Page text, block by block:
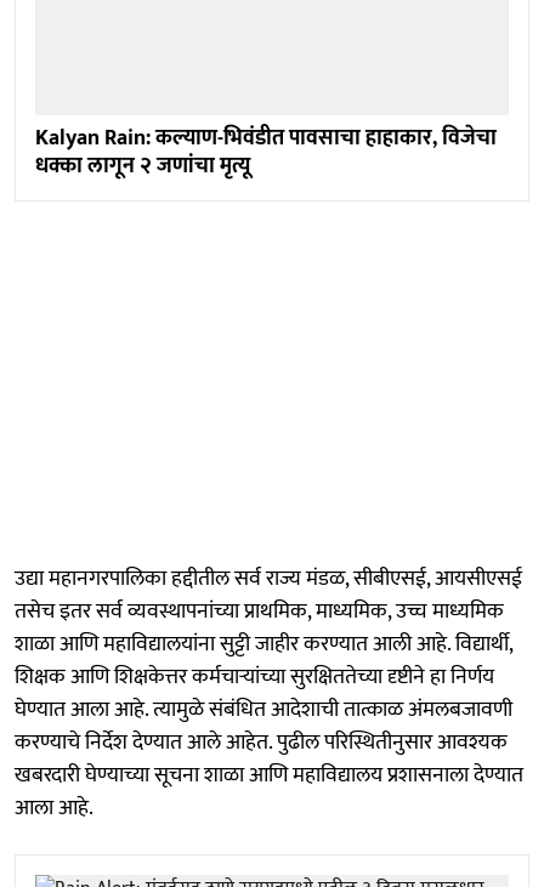
Kalyan Rain: कल्याण-भिवंडीत पावसाचा हाहाकार, विजेचा
धक्का लागून २ जणांचा मृत्यू
उद्या महानगरपालिका हद्दीतील सर्व राज्य मंडळ, सीबीएसई, आयसीएसई
तसेच इतर सर्व व्यवस्थापनांच्या प्राथमिक, माध्यमिक, उच्च माध्यमिक
शाळा आणि महाविद्यालयांना सुट्टी जाहीर करण्यात आली आहे. विद्यार्थी,
शिक्षक आणि शिक्षकेत्तर कर्मचाऱ्यांच्या सुरक्षिततेच्या दृष्टीने हा निर्णय
घेण्यात आला आहे. त्यामुळे संबंधित आदेशाची तात्काळ अंमलबजावणी
करण्याचे निर्देश देण्यात आले आहेत. पुढील परिस्थितीनुसार आवश्यक
खबरदारी घेण्याच्या सूचना शाळा आणि महाविद्यालय प्रशासनाला देण्यात
आला आहे.